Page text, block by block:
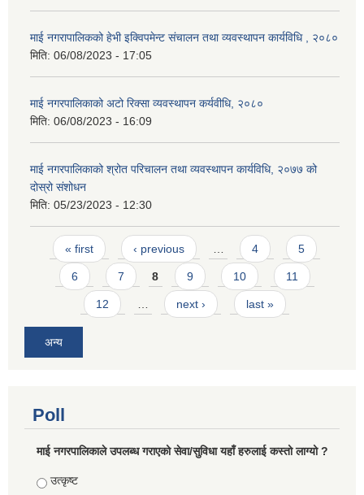
माई नगरापालिकको हेभी इक्विपमेन्ट संचालन तथा व्यवस्थापन कार्यविधि , २०८०
मिति: 06/08/2023 - 17:05
माई नगरपालिकाको अटो रिक्सा व्यवस्थापन कर्यवीधि, २०८०
मिति: 06/08/2023 - 16:09
माई नगरपालिकाको श्रोत परिचालन तथा व्यवस्थापन कार्यविधि, २०७७ को
दोस्रो संशोधन
मिति: 05/23/2023 - 12:30
Pages
« first ‹ previous … 4 5
6 7 8 9 10 11
12 … next › last »
अन्य
Poll
माई नगरपालिकाले उपलब्ध गराएको सेवा/सुविधा यहाँ हरुलाई कस्तो लाग्यो ?
Choices
उत्कृष्ट